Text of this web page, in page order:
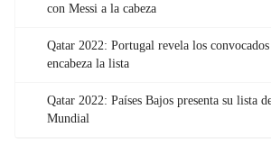
con Messi a la cabeza
Qatar 2022: Portugal revela los
encabeza la lista
Qatar 2022: Países Bajos presenta su lista
Mundial